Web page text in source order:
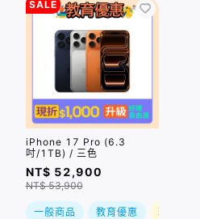
SALE
iPhone 17 Pro (6.3
吋/1TB) / 三色
NT$ 52,900
NT$ 53,900
一般商品 教育優惠 現折